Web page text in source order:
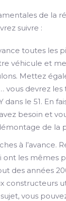
de la
suivre :
toutes les
véhicule et
Mettez
vous devrez les
dans le 51. En
besoin et
de la
à l’avance.
les mêmes
des années
constructeurs
vous